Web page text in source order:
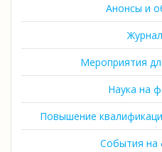
Анонсы и
Мероприятия
Наука на
Повышение
События на